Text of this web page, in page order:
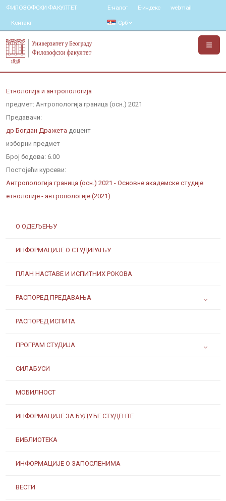
ФИЛОЗОФСКИ ФАКУЛТЕТ
Контакт
Е-налог Е-индекс webmail
Срб
О ОДЕЉЕЊУ
ИНФОРМАЦИЈЕ О СТУДИРАЊУ
ПЛАН НАСТАВЕ И ИСПИТНИХ РОКОВА
РАСПОРЕД ПРЕДАВАЊА
РАСПОРЕД ИСПИТА
ПРОГРАМ СТУДИЈА
СИЛАБУСИ
МОБИЛНОСТ
ИНФОРМАЦИЈЕ ЗА БУДУЋЕ СТУДЕНТЕ
БИБЛИОТЕКА
ИНФОРМАЦИЈЕ О ЗАПОСЛЕНИМА
ВЕСТИ
Етнологија и антропологија
предмет: Антропологија граница (осн.) 2021
Предавачи:
др Богдан Дражета доцент
изборни предмет
Број бодова: 6.00
Постојећи курсеви:
Антропологија граница (осн.) 2021 - Основне академске студије
етнологије - антропологије (2021)